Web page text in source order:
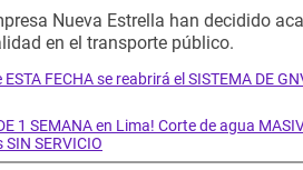
Nueva Estrella han decidido
en el transporte público.
ESTA FECHA se reabrirá el SISTEMA DE
1 SEMANA en Lima! Corte de agua
SERVICIO